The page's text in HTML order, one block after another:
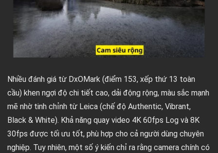
Nhiều đánh giá từ DxOMark (điểm 153, xếp thứ 13 toàn
cầu) khen ngợi độ chi tiết cao, dải động rộng, màu sắc mạnh
mẽ nhờ tinh chỉnh từ Leica (chế độ Authentic, Vibrant,
Black & White). Khả năng quay video 4K 60fps Log và 8K
30fps được tối ưu tốt, phù hợp cho cả người dùng chuyên
nghiệp. Tuy nhiên, một số ý kiến chỉ ra rằng camera chính có